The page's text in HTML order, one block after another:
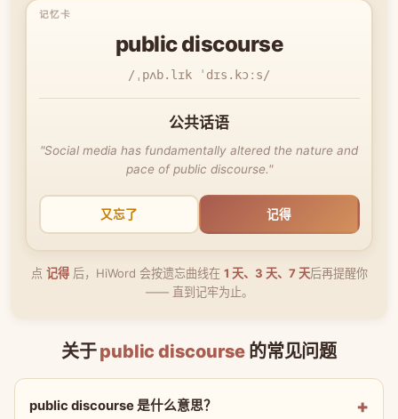
public discourse
/ˌpʌb.lɪk ˈdɪs.kɔːs/
公共话语
"Social media has fundamentally altered the nature and
pace of public discourse."
又忘了 记得
点 记得后，HiWord 会按遗忘曲线在 1 天、3 天、7 天后再提醒你
—— 直到记牢为止。
关于public discourse 的常见问题
public discourse 是什么意思？